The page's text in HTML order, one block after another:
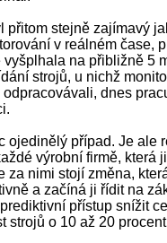
přitom stejně zajímavý
v reálném čase,
vyšplhala na přibližně 5
strojů, u nichž
odpracovávali, dnes
ojedinělý případ. Je ale
výrobní firmě, která
za nimi stojí změna,
a začíná ji řídit na
přístup snížit
strojů o 10 až 20